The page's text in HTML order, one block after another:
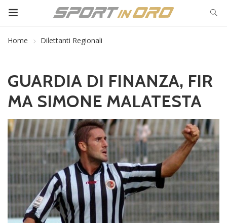
Home Dilettanti Regionali
GUARDIA DI FINANZA, FIR
MA SIMONE MALATESTA